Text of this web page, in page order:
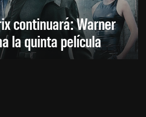
continuará: Warner
la quinta película